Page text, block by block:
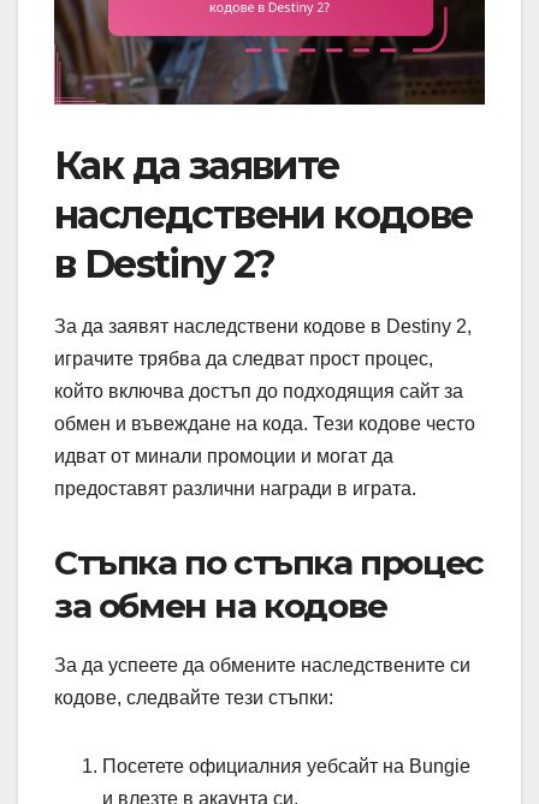
Как да заявите
наследствени кодове
в Destiny 2?
За да заявят наследствени кодове в Destiny 2,
играчите трябва да следват прост процес,
който включва достъп до подходящия сайт за
обмен и въвеждане на кода. Тези кодове често
идват от минали промоции и могат да
предоставят различни награди в играта.
Стъпка по стъпка процес
за обмен на кодове
За да успеете да обмените наследствените си
кодове, следвайте тези стъпки:
Посетете официалния уебсайт на Bungie
и влезте в акаунта си.